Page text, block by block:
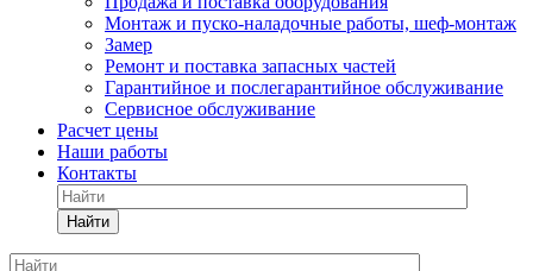
Монтаж и пуско-наладочные работы, шеф-монтаж
Замер
Ремонт и поставка запасных частей
Гарантийное и послегарантийное обслуживание
Сервисное обслуживание
Расчет цены
Наши работы
Контакты
Найти